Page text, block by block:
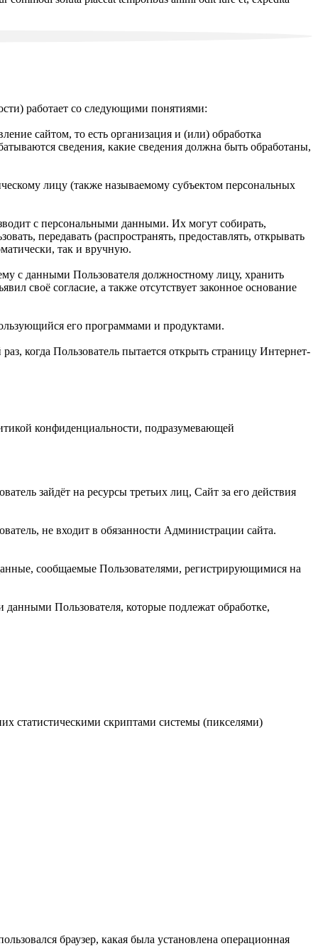
работает со следующими понятиями:
сайтом, то есть организация и (или) обработка
сведения, какие сведения должна быть обработаны,
лицу (также называемому субъектом персональных
с персональными данными. Их могут собирать,
передавать (распространять, предоставлять, открывать
так и вручную.
с данными Пользователя должностному лицу, хранить
своё согласие, а также отсутствует законное основание
его программами и продуктами.
когда Пользователь пытается открыть страницу Интернет-
конфиденциальности, подразумевающей
зайдёт на ресурсы третьих лиц, Сайт за его действия
не входит в обязанности Администрации сайта.
сообщаемые Пользователями, регистрирующимися на
Пользователя, которые подлежат обработке,
статистическими скриптами системы (пикселями)
браузер, какая была установлена операционная